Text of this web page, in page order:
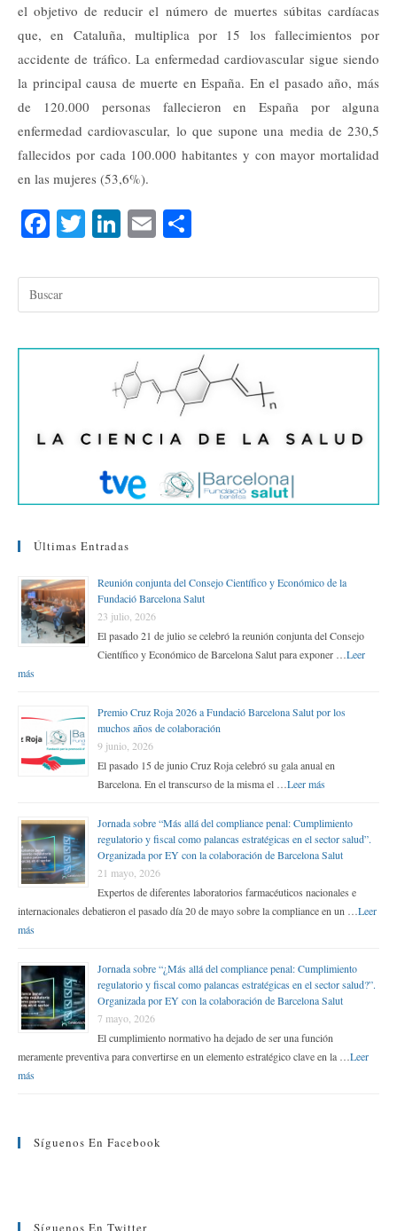
el objetivo de reducir el número de muertes súbitas cardíacas
que, en Cataluña, multiplica por 15 los fallecimientos por
accidente de tráfico. La enfermedad cardiovascular sigue siendo
la principal causa de muerte en España. En el pasado año, más
de 120.000 personas fallecieron en España por alguna
enfermedad cardiovascular, lo que supone una media de 230,5
fallecidos por cada 100.000 habitantes y con mayor mortalidad
en las mujeres (53,6%).
Fa
bo
ok
T
tte
r
Li
ed
In
E
ailm
pa
r
Últimas Entradas
Reunión conjunta del Consejo Científico y Económico de la
Fundació Barcelona Salut
23 julio, 2026
El pasado 21 de julio se celebró la reunión conjunta del Consejo
Científico y Económico de Barcelona Salut para exponer …Leer
más
Premio Cruz Roja 2026 a Fundació Barcelona Salut por los
muchos años de colaboración
9 junio, 2026
El pasado 15 de junio Cruz Roja celebró su gala anual en
Barcelona. En el transcurso de la misma el …Leer más
Jornada sobre “Más allá del compliance penal: Cumplimiento
regulatorio y fiscal como palancas estratégicas en el sector salud”.
Organizada por EY con la colaboración de Barcelona Salut
21 mayo, 2026
Expertos de diferentes laboratorios farmacéuticos nacionales e
internacionales debatieron el pasado día 20 de mayo sobre la compliance en un …Leer
más
Jornada sobre “¿Más allá del compliance penal: Cumplimiento
regulatorio y fiscal como palancas estratégicas en el sector salud?”.
Organizada por EY con la colaboración de Barcelona Salut
7 mayo, 2026
El cumplimiento normativo ha dejado de ser una función
meramente preventiva para convertirse en un elemento estratégico clave en la …Leer
más
Síguenos En Facebook
Síguenos En Twitter